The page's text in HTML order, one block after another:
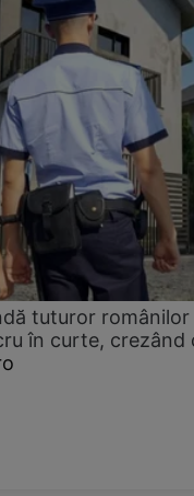
tuturor
în curte, crezând